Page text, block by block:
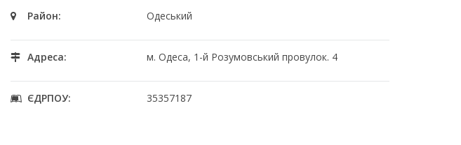
Район: Одеський
Адреса: м. Одеса, 1-й Розумовський провулок. 4
ЄДРПОУ: 35357187